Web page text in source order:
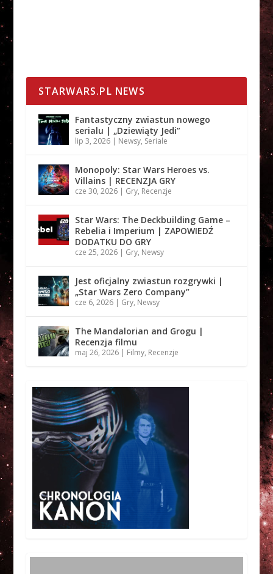
STARWARS.PL NEWS
Fantastyczny zwiastun nowego
serialu | „Dziewiąty Jedi”
lip 3, 2026| Newsy, Seriale
Monopoly: Star Wars Heroes vs.
Villains | RECENZJA GRY
cze 30, 2026| Gry, Recenzje
Star Wars: The Deckbuilding Game –
Rebelia i Imperium | ZAPOWIEDŹ
DODATKU DO GRY
cze 25, 2026| Gry, Newsy
Jest oficjalny zwiastun rozgrywki |
„Star Wars Zero Company”
cze 6, 2026| Gry, Newsy
The Mandalorian and Grogu |
Recenzja filmu
maj 26, 2026| Filmy, Recenzje